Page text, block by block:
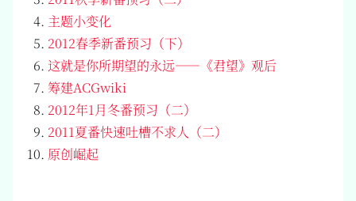
主题小变化
2012春季新番预习（下）
这就是你所期望的永远——《君望》观后
筹建ACGwiki
2012年1月冬番预习（二）
2011夏番快速吐槽不求人（二）
原创崛起